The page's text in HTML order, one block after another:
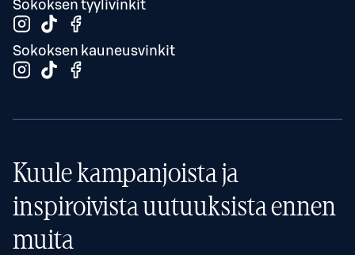
Sokoksen tyylivinkit
Sokoksen kauneusvinkit
Kuule kampanjoista ja
inspiroivista uutuuksista ennen
muita